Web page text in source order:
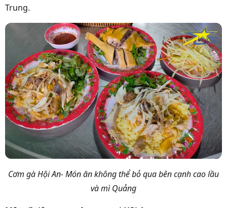
Trung.
Cơm gà Hội An- Món ăn không thể bỏ qua bên cạnh cao lầu
và mì Quảng